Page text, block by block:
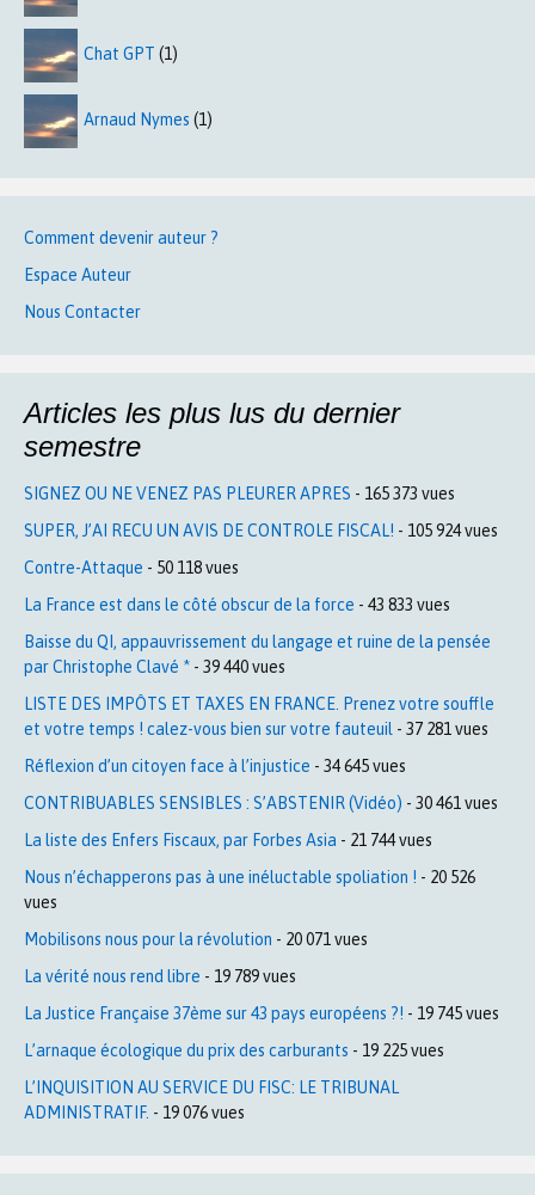
Chat GPT (1)
Arnaud Nymes (1)
Comment devenir auteur ?
Espace Auteur
Nous Contacter
Articles les plus lus du dernier
semestre
SIGNEZ OU NE VENEZ PAS PLEURER APRES - 165 373 vues
SUPER, J’AI RECU UN AVIS DE CONTROLE FISCAL! - 105 924 vues
Contre-Attaque - 50 118 vues
La France est dans le côté obscur de la force - 43 833 vues
Baisse du QI, appauvrissement du langage et ruine de la pensée
par Christophe Clavé * - 39 440 vues
LISTE DES IMPÔTS ET TAXES EN FRANCE. Prenez votre souffle
et votre temps ! calez-vous bien sur votre fauteuil - 37 281 vues
Réflexion d’un citoyen face à l’injustice - 34 645 vues
CONTRIBUABLES SENSIBLES : S’ABSTENIR (Vidéo) - 30 461 vues
La liste des Enfers Fiscaux, par Forbes Asia - 21 744 vues
Nous n’échapperons pas à une inéluctable spoliation ! - 20 526
vues
Mobilisons nous pour la révolution - 20 071 vues
La vérité nous rend libre - 19 789 vues
La Justice Française 37ème sur 43 pays européens ?! - 19 745 vues
L’arnaque écologique du prix des carburants - 19 225 vues
L’INQUISITION AU SERVICE DU FISC: LE TRIBUNAL
ADMINISTRATIF. - 19 076 vues